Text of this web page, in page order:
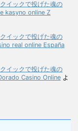
イックで投げた魂の
kasyno online Z
イックで投げた魂の
real online España
イックで投げた魂の
Casino Online よ